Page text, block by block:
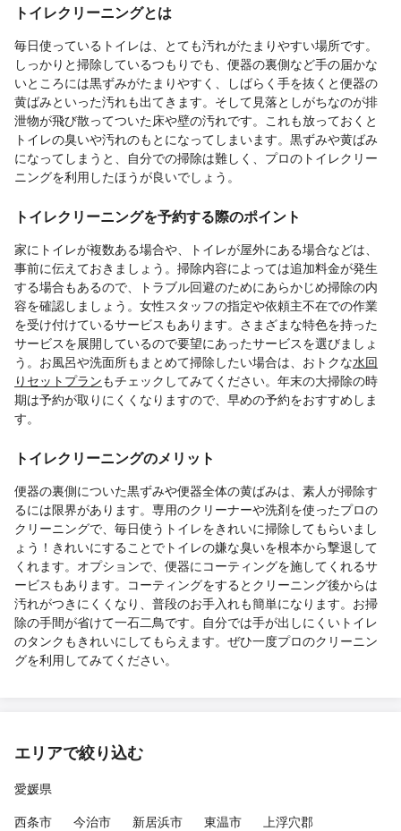
トイレクリーニングとは
毎日使っているトイレは、とても汚れがたまりやすい場所です。
しっかりと掃除しているつもりでも、便器の裏側など手の届かな
いところには黒ずみがたまりやすく、しばらく手を抜くと便器の
黄ばみといった汚れも出てきます。そして見落としがちなのが排
泄物が飛び散ってついた床や壁の汚れです。これも放っておくと
トイレの臭いや汚れのもとになってしまいます。黒ずみや黄ばみ
になってしまうと、自分での掃除は難しく、プロのトイレクリー
ニングを利用したほうが良いでしょう。
トイレクリーニングを予約する際のポイント
家にトイレが複数ある場合や、トイレが屋外にある場合などは、
事前に伝えておきましょう。掃除内容によっては追加料金が発生
する場合もあるので、トラブル回避のためにあらかじめ掃除の内
容を確認しましょう。女性スタッフの指定や依頼主不在での作業
を受け付けているサービスもあります。さまざまな特色を持った
サービスを展開しているので要望にあったサービスを選びましょ
う。お風呂や洗面所もまとめて掃除したい場合は、おトクな水回
りセットプランもチェックしてみてください。年末の大掃除の時
期は予約が取りにくくなりますので、早めの予約をおすすめしま
す。
トイレクリーニングのメリット
便器の裏側についた黒ずみや便器全体の黄ばみは、素人が掃除す
るには限界があります。専用のクリーナーや洗剤を使ったプロの
クリーニングで、毎日使うトイレをきれいに掃除してもらいまし
ょう！きれいにすることでトイレの嫌な臭いを根本から撃退して
くれます。オプションで、便器にコーティングを施してくれるサ
ービスもあります。コーティングをするとクリーニング後からは
汚れがつきにくくなり、普段のお手入れも簡単になります。お掃
除の手間が省けて一石二鳥です。自分では手が出しにくいトイレ
のタンクもきれいにしてもらえます。ぜひ一度プロのクリーニン
グを利用してみてください。
エリアで絞り込む
愛媛県
西条市
今治市 新居浜市 東温市
上浮穴郡